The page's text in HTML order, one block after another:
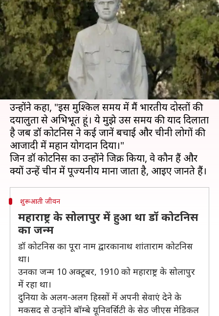
लेखन मुकुल तोमर Feb 19, 2020 02:36 pm
क्या है खबर?
चीनी राजदूत सन वेडोंग ने मंगलवार को कोरोना वायरस के
खिलाफ लड़ाई में सहयोग के लिए भारत को धन्यवाद
कहा।
उन्होंने कहा, "इस मुश्किल समय में मैं भारतीय दोस्तों की
दयालुता से अभिभूत हूं। ये मुझे उस समय की याद दिलाता
है जब डॉ कोटनिस ने कई जानें बचाईं और चीनी लोगों की
आजादी में महान योगदान दिया।"
जिन डॉ कोटनिस का उन्होंने जिक्र किया, वे कौन हैं और
शुरूआती जीवन
महाराष्ट्र के सोलापुर में हुआ था डॉ कोटनिस
का जन्म
डॉ कोटनिस का पूरा नाम द्वारकानाथ शांताराम कोटनिस
था।
उनका जन्म 10 अक्टूबर, 1910 को महाराष्ट्र के सोलापुर
में रहा था।
दुनिया के अलग-अलग हिस्सों में अपनी सेवाएं देने के
मकसद से उन्होंने बॉम्बे यूनिवर्सिटी के सेठ जीएस मेडिकल